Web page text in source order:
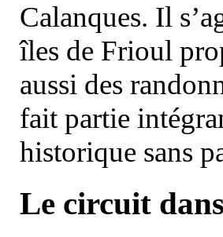
Calanques. Il
îles de Frioul
aussi des
fait partie
historique sans
Le circuit